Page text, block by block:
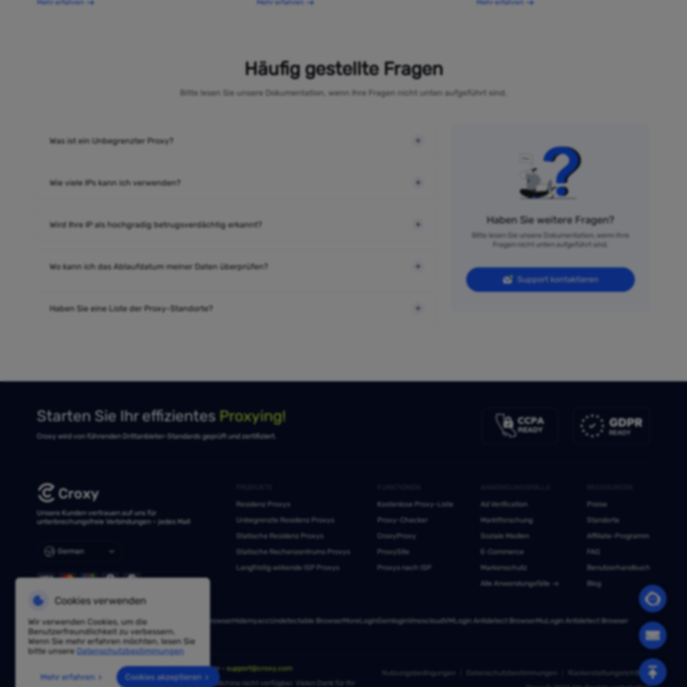
Mehr erfahren Mehr erfahren Mehr erfahren
Häufig gestellte Fragen
Bitte lesen Sie unsere Dokumentation, wenn Ihre Fragen nicht unten aufgeführt sind.
Was ist ein Unbegrenzter Proxy?
Wie viele IPs kann ich verwenden?
Wird Ihre IP als hochgradig betrugsverdächtig erkannt?
Wo kann ich das Ablaufdatum meiner Daten überprüfen?
Haben Sie eine Liste der Proxy-Standorte?
Haben Sie weitere Fragen?
Bitte lesen Sie unsere Dokumentation, wenn Ihre
Fragen nicht unten aufgeführt sind.
Support kontaktieren
Starten Sie Ihr effizientes Proxying!
Croxy wird von führenden Drittanbieter-Standards geprüft und zertifiziert.
Unsere Kunden vertrauen auf uns für
unterbrechungsfreie Verbindungen – jedes Mal!
German
Residenz Proxys
Unbegrenzte Residenz Proxys
Statische Residenz Proxys
Statische Rechenzentrums Proxys
Langfristig wirkende ISP Proxys
Kostenlose Proxy-Liste
Proxy-Checker
CroxyProxy
ProxySite
Proxys nach ISP
Ad Verification
Marktforschung
Soziale Medien
E-Commerce
Markenschutz
Alle Anwendungsfälle
Preise
Standorte
Affiliate-Programm
FAQ
Benutzerhandbuch
Blog
NÜTZLICHE LINKS
Huayang LingdongTKFFF AdsPower Vision BrowserHidemyacc Undetectable BrowserMoreLoginGemloginVmoscloud VMLogin Antidetect BrowserMuLogin Antidetect Browser
IPjianceVmoscloudSpiderBox
Haben Sie eine Frage? Fragen Sie unsere Experten unter - support@croxy.com
Aufgrund von Richtlinien ist dieser Service in Festlandchina nicht verfügbar. Vielen Dank für Ihr
Nutzungsbedingungen Datenschutzbestimmungen
Rückerstattungsrichtlinie
Cookies verwenden
Wir verwenden Cookies, um die
Benutzerfreundlichkeit zu verbessern.
Wenn Sie mehr erfahren möchten, lesen Sie
bitte unsere Datenschutzbestimmungen
Mehr erfahren Cookies akzeptieren